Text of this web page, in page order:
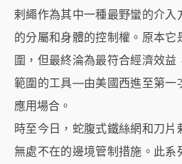
剌繩作為其中一種最野蠻的介入
的分屬和身體的控制權。原本
圍，但最終淪為最符合經濟效
範圍的工具—由美國西進至第一
應用場合。
時至今日，蛇腹式鐵絲網和刀片
無處不在的邊境管制措施。此系